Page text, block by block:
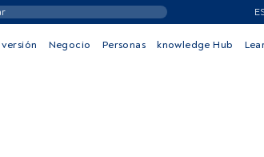
Negocio Personas knowledge Hub